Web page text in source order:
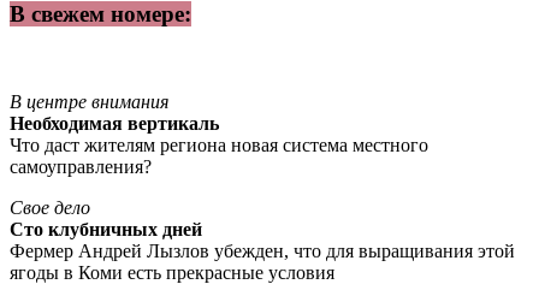
В свежем номере:
В центре внимания
Необходимая вертикаль
Что даст жителям региона новая система местного
самоуправления?
Свое дело
Сто клубничных дней
Фермер Андрей Лызлов убежден, что для выращивания этой
ягоды в Коми есть прекрасные условия